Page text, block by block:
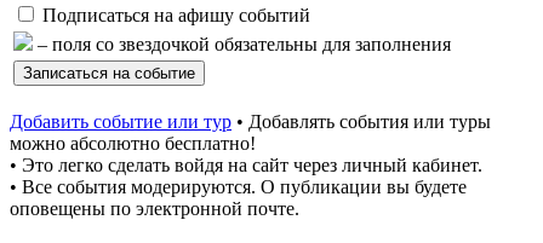
Подписаться на афишу событий
– поля со звездочкой обязательны для заполнения
Добавить событие или тур • Добавлять события или туры
можно абсолютно бесплатно!
• Это легко сделать войдя на сайт через личный кабинет.
• Все события модерируются. О публикации вы будете
оповещены по электронной почте.